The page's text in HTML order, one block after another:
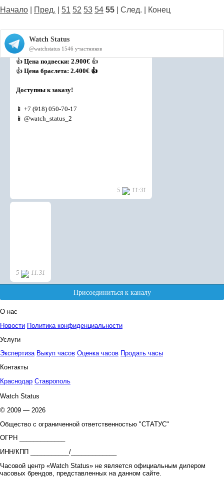
Начало Пред. 51 52 53 54 55 | След. | Конец
О нас
Новости Политика конфиденциальности
Услуги
Экспертиза Выкуп часов Оценка часов Продать часы
Контакты
Краснодар Ставрополь
Watch Status
© 2009 — 2026
Общество с ограниченной ответственностью "СТАТУС"
ОГРН _____________
ИНН/КПП ___________/_____________
Часовой центр «Watch Status» не является официальным дилером
часовых брендов, представленных на данном сайте.